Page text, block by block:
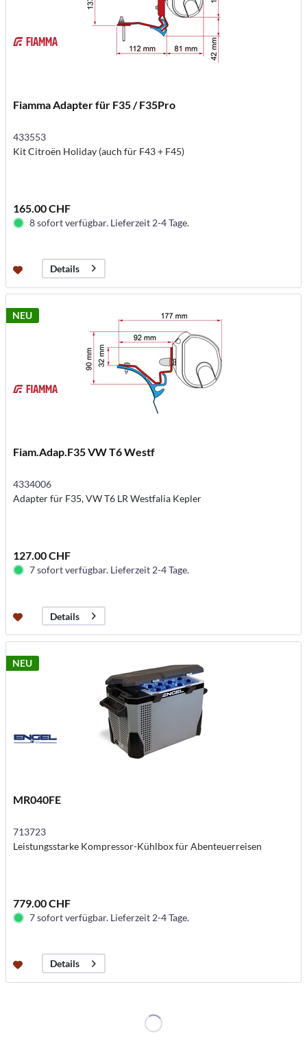
Fiamma Adapter für F35 / F35Pro
433553
Kit Citroën Holiday (auch für F43 + F45)
165.00 CHF
8 sofort verfügbar. Lieferzeit 2-4 Tage.
Details
NEU
Fiam.Adap.F35 VW T6 Westf
4334006
Adapter für F35, VW T6 LR Westfalia Kepler
127.00 CHF
7 sofort verfügbar. Lieferzeit 2-4 Tage.
Details
NEU
MR040FE
713723
Leistungsstarke Kompressor-Kühlbox für Abenteuerreisen
779.00 CHF
7 sofort verfügbar. Lieferzeit 2-4 Tage.
Details